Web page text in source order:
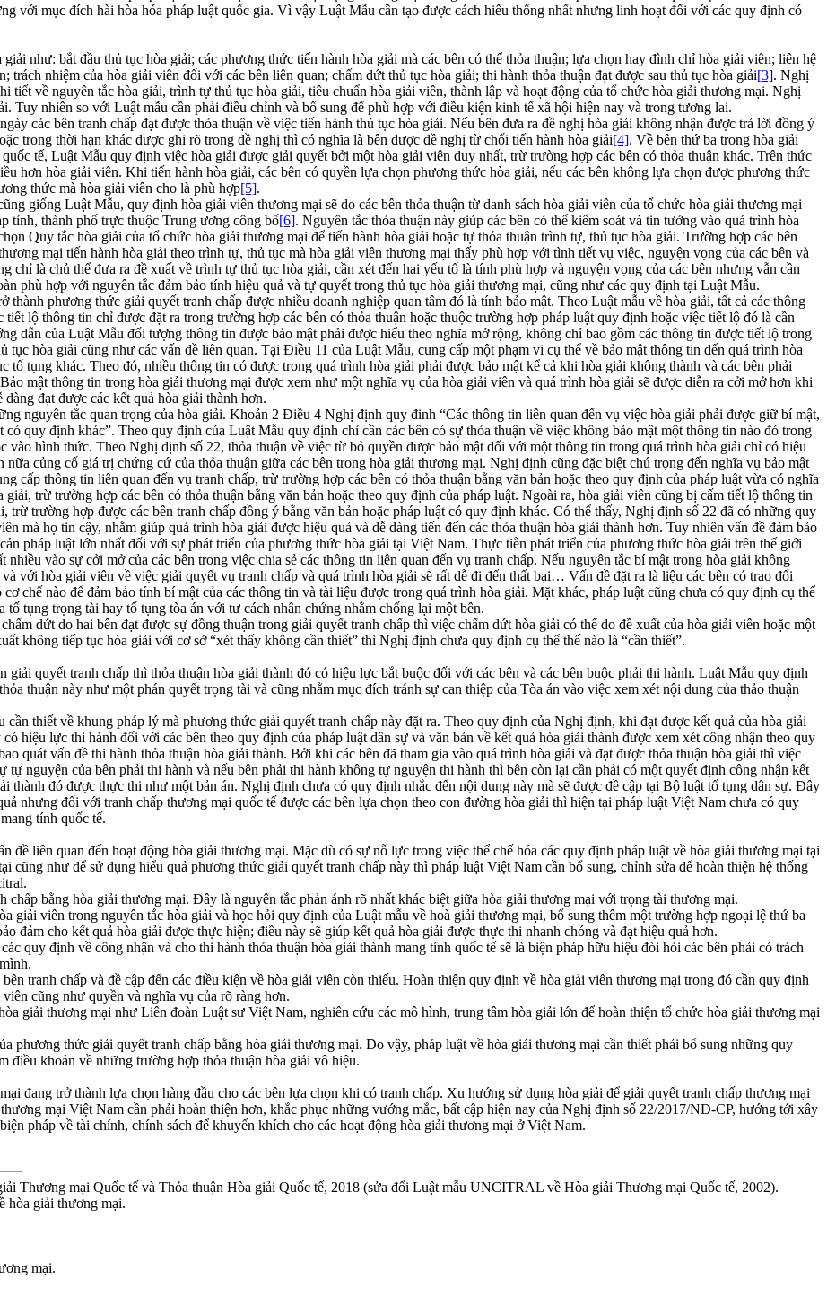
với mục đích hài hòa hóa pháp luật quốc gia. Vì vậy Luật Mẫu cần tạo được cách hiểu thống nhất nhưng linh hoạt đối với các quy định có
như: bắt đầu thủ tục hòa giải; các phương thức tiến hành hòa giải mà các bên có thể thỏa thuận; lựa chọn hay đình chỉ hòa giải viên; liên hệ
nhiệm của hòa giải viên đối với các bên liên quan; chấm dứt thủ tục hòa giải; thi hành thỏa thuận đạt được sau thủ tục hòa giải[3]. Nghị
về nguyên tắc hòa giải, trình tự thủ tục hòa giải, tiêu chuẩn hòa giải viên, thành lập và hoạt động của tổ chức hòa giải thương mại. Nghị
Tuy nhiên so với Luật mẫu cần phải điều chỉnh và bổ sung để phù hợp với điều kiện kinh tế xã hội hiện nay và trong tương lai.
các bên tranh chấp đạt được thỏa thuận về việc tiến hành thủ tục hòa giải. Nếu bên đưa ra đề nghị hòa giải không nhận được trả lời đồng ý
trong thời hạn khác được ghi rõ trong đề nghị thì có nghĩa là bên được đề nghị từ chối tiến hành hòa giải[4]. Về bên thứ ba trong hòa giải
tế, Luật Mẫu quy định việc hòa giải được giải quyết bởi một hòa giải viên duy nhất, trừ trường hợp các bên có thỏa thuận khác. Trên thức
hơn hòa giải viên. Khi tiến hành hòa giải, các bên có quyền lựa chọn phương thức hòa giải, nếu các bên không lựa chọn được phương thức
thức mà hòa giải viên cho là phù hợp[5].
giống Luật Mẫu, quy định hòa giải viên thương mại sẽ do các bên thỏa thuận từ danh sách hòa giải viên của tổ chức hòa giải thương mại
tỉnh, thành phố trực thuộc Trung ương công bố[6]. Nguyên tắc thỏa thuận này giúp các bên có thể kiểm soát và tin tưởng vào quá trình hòa
Quy tắc hòa giải của tổ chức hòa giải thương mại để tiến hành hòa giải hoặc tự thỏa thuận trình tự, thủ tục hòa giải. Trường hợp các bên
mại tiến hành hòa giải theo trình tự, thủ tục mà hòa giải viên thương mại thấy phù hợp với tình tiết vụ việc, nguyện vọng của các bên và
chỉ là chủ thể đưa ra đề xuất về trình tự thủ tục hòa giải, cần xét đến hai yếu tố là tính phù hợp và nguyện vọng của các bên nhưng vẫn cần
phù hợp với nguyên tắc đảm bảo tính hiệu quả và tự quyết trong thủ tục hòa giải thương mại, cũng như các quy định tại Luật Mẫu.
phương thức giải quyết tranh chấp được nhiều doanh nghiệp quan tâm đó là tính bảo mật. Theo Luật mẫu về hòa giải, tất cả các thông
lộ thông tin chỉ được đặt ra trong trường hợp các bên có thỏa thuận hoặc thuộc trường hợp pháp luật quy định hoặc việc tiết lộ đó là cần
dẫn của Luật Mẫu đối tượng thông tin được bảo mật phải được hiểu theo nghĩa mở rộng, không chỉ bao gồm các thông tin được tiết lộ trong
tục hòa giải cũng như các vấn đề liên quan. Tại Điều 11 của Luật Mẫu, cung cấp một phạm vi cụ thể về bảo mật thông tin đến quá trình hòa
tụng khác. Theo đó, nhiều thông tin có được trong quá trình hòa giải phải được bảo mật kể cả khi hòa giải không thành và các bên phải
mật thông tin trong hòa giải thương mại được xem như một nghĩa vụ của hòa giải viên và quá trình hòa giải sẽ được diễn ra cởi mở hơn khi
đạt được các kết quả hòa giải thành hơn.
nguyên tắc quan trọng của hòa giải. Khoản 2 Điều 4 Nghị định quy đinh “Các thông tin liên quan đến vụ việc hòa giải phải được giữ bí mật,
quy định khác”. Theo quy định của Luật Mẫu quy định chỉ cần các bên có sự thỏa thuận về việc không bảo mật một thông tin nào đó trong
vào hình thức. Theo Nghị định số 22, thỏa thuận về việc từ bỏ quyền được bảo mật đối với một thông tin trong quá trình hòa giải chỉ có hiệu
củng cố giá trị chứng cứ của thỏa thuận giữa các bên trong hòa giải thương mại. Nghị định cũng đặc biệt chú trọng đến nghĩa vụ bảo mật
cấp thông tin liên quan đến vụ tranh chấp, trừ trường hợp các bên có thỏa thuận bằng văn bản hoặc theo quy định của pháp luật vừa có nghĩa
trừ trường hợp các bên có thỏa thuận bằng văn bản hoặc theo quy định của pháp luật. Ngoài ra, hòa giải viên cũng bị cấm tiết lộ thông tin
trường hợp được các bên tranh chấp đồng ý bằng văn bản hoặc pháp luật có quy định khác. Có thể thấy, Nghị định số 22 đã có những quy
mà họ tin cậy, nhằm giúp quá trình hòa giải được hiệu quả và dễ dàng tiến đến các thỏa thuận hòa giải thành hơn. Tuy nhiên vấn đề đảm bảo
pháp luật lớn nhất đối với sự phát triển của phương thức hòa giải tại Việt Nam. Thực tiễn phát triển của phương thức hòa giải trên thế giới
vào sự cởi mở của các bên trong việc chia sẻ các thông tin liên quan đến vụ tranh chấp. Nếu nguyên tắc bí mật trong hòa giải không
với hòa giải viên về việc giải quyết vụ tranh chấp và quá trình hòa giải sẽ rất dễ đi đến thất bại… Vấn đề đặt ra là liệu các bên có trao đổi
chế nào để đảm bảo tính bí mật của các thông tin và tài liệu được trong quá trình hòa giải. Mặt khác, pháp luật cũng chưa có quy định cụ thể
tụng trọng tài hay tố tụng tòa án với tư cách nhân chứng nhằm chống lại một bên.
dứt do hai bên đạt được sự đồng thuận trong giải quyết tranh chấp thì việc chấm dứt hòa giải có thể do đề xuất của hòa giải viên hoặc một
không tiếp tục hòa giải với cơ sở “xét thấy không cần thiết” thì Nghị định chưa quy định cụ thể thế nào là “cần thiết”.
quyết tranh chấp thì thỏa thuận hòa giải thành đó có hiệu lực bắt buộc đối với các bên và các bên buộc phải thi hành. Luật Mẫu quy định
thuận này như một phán quyết trọng tài và cũng nhằm mục đích tránh sự can thiệp của Tòa án vào việc xem xét nội dung của thảo thuận
thiết về khung pháp lý mà phương thức giải quyết tranh chấp này đặt ra. Theo quy định của Nghị định, khi đạt được kết quả của hòa giải
hiệu lực thi hành đối với các bên theo quy định của pháp luật dân sự và văn bản về kết quả hòa giải thành được xem xét công nhận theo quy
quát vấn đề thi hành thỏa thuận hòa giải thành. Bởi khi các bên đã tham gia vào quá trình hòa giải và đạt được thỏa thuận hòa giải thì việc
nguyện của bên phải thi hành và nếu bên phải thi hành không tự nguyện thi hành thì bên còn lại cần phải có một quyết định công nhận kết
thành đó được thực thi như một bản án. Nghị định chưa có quy định nhắc đến nội dung này mà sẽ được đề cập tại Bộ luật tố tụng dân sự. Đây
nhưng đối với tranh chấp thương mại quốc tế được các bên lựa chọn theo con đường hòa giải thì hiện tại pháp luật Việt Nam chưa có quy
tính quốc tế.
liên quan đến hoạt động hòa giải thương mại. Mặc dù có sự nỗ lực trong việc thể chế hóa các quy định pháp luật về hòa giải thương mại tại
như để sử dụng hiểu quả phương thức giải quyết tranh chấp này thì pháp luật Việt Nam cần bổ sung, chỉnh sửa để hoàn thiện hệ thống
bằng hòa giải thương mại. Đây là nguyên tắc phản ánh rõ nhất khác biệt giữa hòa giải thương mại với trọng tài thương mại.
giải viên trong nguyên tắc hòa giải và học hỏi quy định của Luật mẫu về hoà giải thương mại, bổ sung thêm một trường hợp ngoại lệ thứ ba
đảm cho kết quả hòa giải được thực hiện; điều này sẽ giúp kết quả hòa giải được thực thi nhanh chóng và đạt hiệu quả hơn.
quy định về công nhận và cho thi hành thỏa thuận hòa giải thành mang tính quốc tế sẽ là biện pháp hữu hiệu đòi hỏi các bên phải có trách
tranh chấp và đề cập đến các điều kiện về hòa giải viên còn thiếu. Hoàn thiện quy định về hòa giải viên thương mại trong đó cần quy định
cũng như quyền và nghĩa vụ của rõ ràng hơn.
giải thương mại như Liên đoàn Luật sư Việt Nam, nghiên cứu các mô hình, trung tâm hòa giải lớn để hoàn thiện tổ chức hòa giải thương mại
phương thức giải quyết tranh chấp bằng hòa giải thương mại. Do vậy, pháp luật về hòa giải thương mại cần thiết phải bổ sung những quy
điều khoản về những trường hợp thỏa thuận hòa giải vô hiệu.
đang trở thành lựa chọn hàng đầu cho các bên lựa chọn khi có tranh chấp. Xu hướng sử dụng hòa giải để giải quyết tranh chấp thương mại
mại Việt Nam cần phải hoàn thiện hơn, khắc phục những vướng mắc, bất cập hiện nay của Nghị định số 22/2017/NĐ-CP, hướng tới xây
pháp về tài chính, chính sách để khuyến khích cho các hoạt động hòa giải thương mại ở Việt Nam.
Thương mại Quốc tế và Thỏa thuận Hòa giải Quốc tế, 2018 (sửa đổi Luật mẫu UNCITRAL về Hòa giải Thương mại Quốc tế, 2002).
giải thương mại.
mại.